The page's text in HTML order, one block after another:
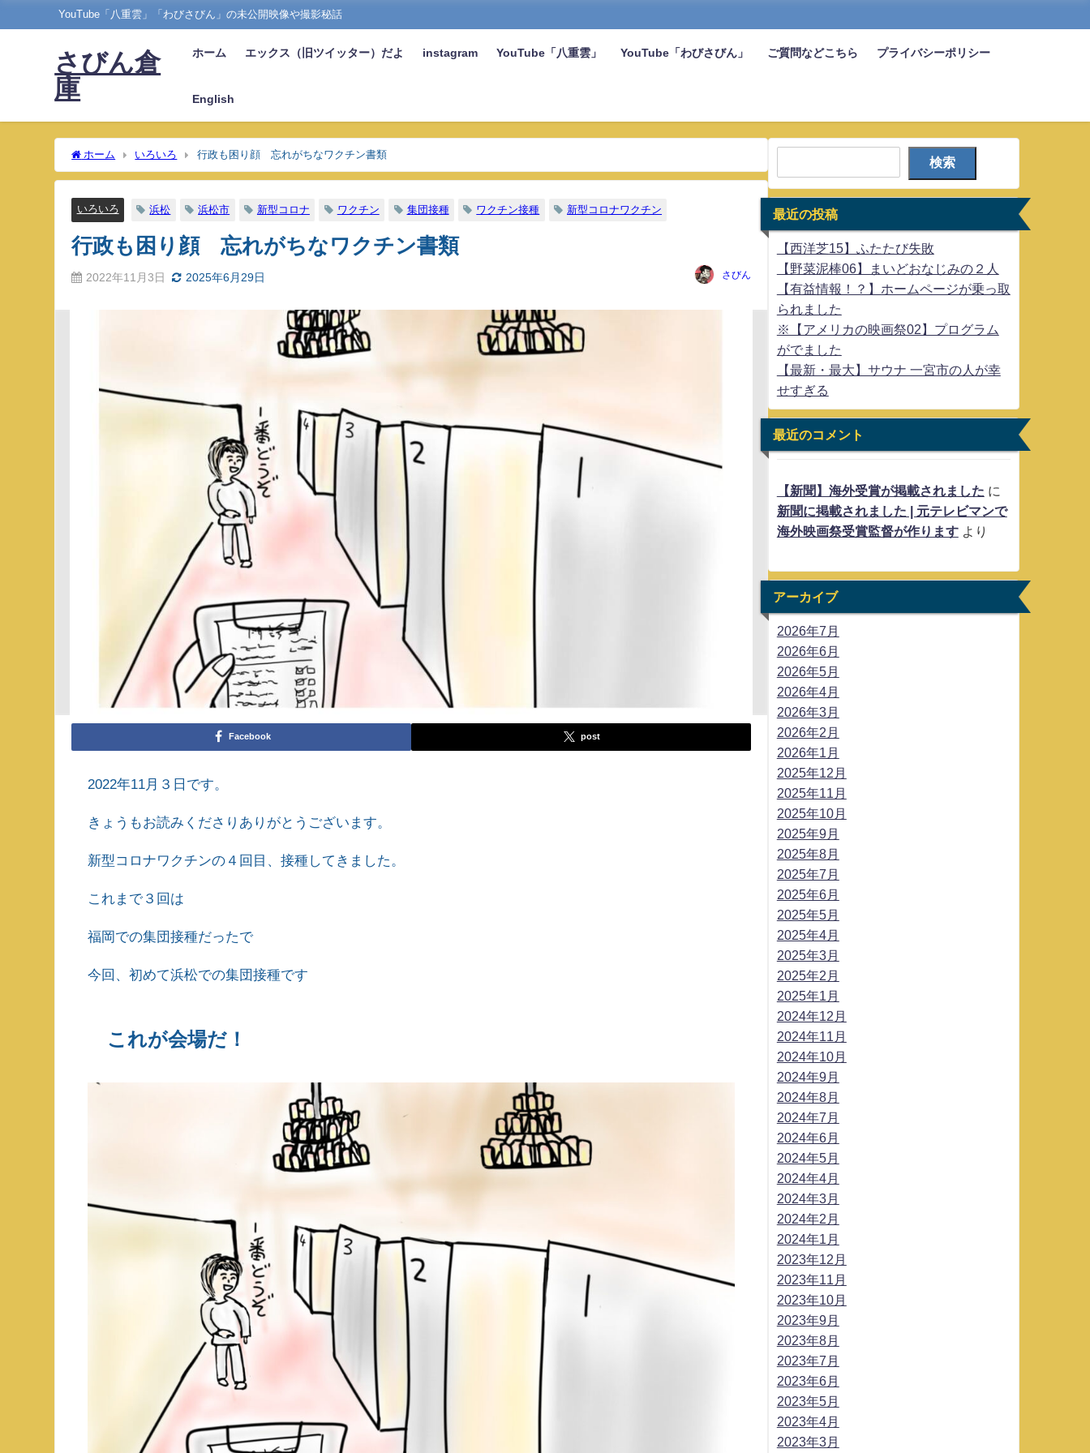
YouTube「八重雲」「わびさびん」の未公開映像や撮影秘話
さびん倉
庫
ホーム エックス（旧ツイッター）だよ instagram YouTube「八重雲」 YouTube「わびさびん」 ご質問などこちら プライバシーポリシー
English
ホーム いろいろ 行政も困り顔 忘れがちなワクチン書類
いろいろ 浜松 浜松市 新型コロナ ワクチン 集団接種 ワクチン接種 新型コロナワクチン
行政も困り顔 忘れがちなワクチン書類
2022年11月3日 2025年6月29日 さびん
Facebook post
2022年11月３日です。
きょうもお読みくださりありがとうございます。
新型コロナワクチンの４回目、接種してきました。
これまで３回は
福岡での集団接種だったで
今回、初めて浜松での集団接種です
これが会場だ！
検索
最近の投稿
【西洋芝15】ふたたび失敗
【野菜泥棒06】まいどおなじみの２人
【有益情報！？】ホームページが乗っ取
られました
※【アメリカの映画祭02】プログラム
がでました
【最新・最大】サウナ 一宮市の人が幸
せすぎる
最近のコメント
【新聞】海外受賞が掲載されました に
新聞に掲載されました | 元テレビマンで
海外映画祭受賞監督が作りますより
アーカイブ
2026年7月
2026年6月
2026年5月
2026年4月
2026年3月
2026年2月
2026年1月
2025年12月
2025年11月
2025年10月
2025年9月
2025年8月
2025年7月
2025年6月
2025年5月
2025年4月
2025年3月
2025年2月
2025年1月
2024年12月
2024年11月
2024年10月
2024年9月
2024年8月
2024年7月
2024年6月
2024年5月
2024年4月
2024年3月
2024年2月
2024年1月
2023年12月
2023年11月
2023年10月
2023年9月
2023年8月
2023年7月
2023年6月
2023年5月
2023年4月
2023年3月